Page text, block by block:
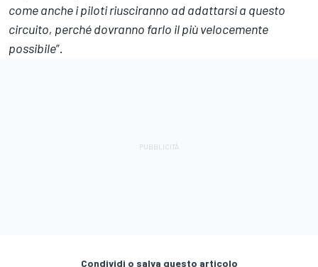
come anche i piloti riusciranno ad adattarsi a questo
circuito, perché dovranno farlo il più velocemente
possibile”.
Condividi o salva questo articolo